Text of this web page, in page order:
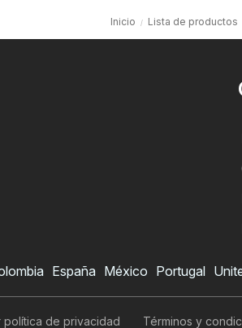
Inicio Lista de productos
España México Portugal
política de privacidad Términos y